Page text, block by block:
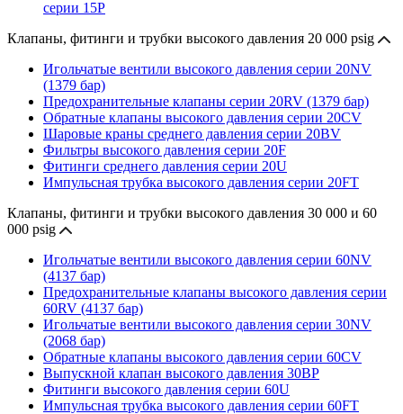
серии 15P
Клапаны, фитинги и трубки высокого давления 20 000 psig
Игольчатые вентили высокого давления серии 20NV
(1379 бар)
Предохранительные клапаны серии 20RV (1379 бар)
Обратные клапаны высокого давления серии 20CV
Шаровые краны среднего давления серии 20BV
Фильтры высокого давления серии 20F
Фитинги среднего давления серии 20U
Импульсная трубка высокого давления серии 20FT
Клапаны, фитинги и трубки высокого давления 30 000 и 60
000 psig
Игольчатые вентили высокого давления серии 60NV
(4137 бар)
Предохранительные клапаны высокого давления серии
60RV (4137 бар)
Игольчатые вентили высокого давления серии 30NV
(2068 бар)
Обратные клапаны высокого давления серии 60CV
Выпускной клапан высокого давления 30BP
Фитинги высокого давления серии 60U
Импульсная трубка высокого давления серии 60FT